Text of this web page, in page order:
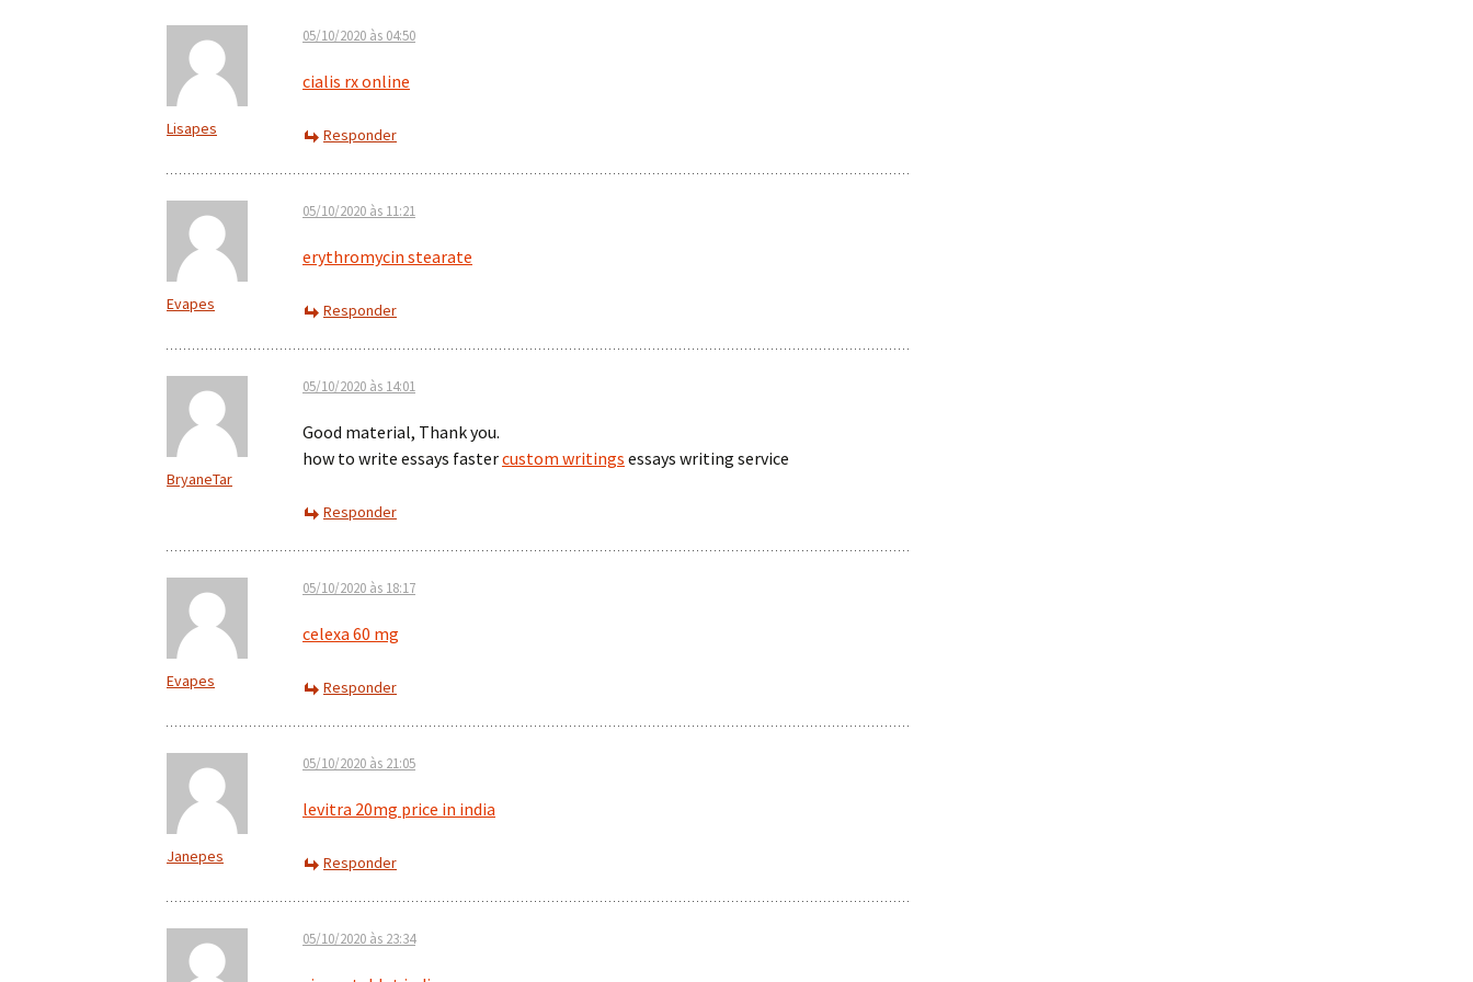
Lisapes
05/10/2020 às 04:50
cialis rx online
Responder
Evapes
05/10/2020 às 11:21
erythromycin stearate
Responder
BryaneTar
05/10/2020 às 14:01
Good material, Thank you.
how to write essays fastercustom writings essays writing service
Responder
Evapes
05/10/2020 às 18:17
celexa 60 mg
Responder
Janepes
05/10/2020 às 21:05
levitra 20mg price in india
Responder
05/10/2020 às 23:34